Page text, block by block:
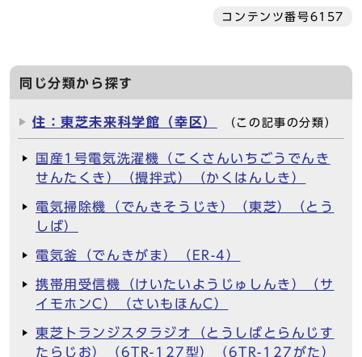
コンテンツ番号6157
同じ分類から探す
住：東芝未来科学館（幸区） （この記事の分類）
国産1号電気洗濯機（こくさんいちごうでんき
せんたくき）（攪拌式）（かくはんしき）
電気掃除機（でんきそうじき）（東芝）（とう
しば）
電気釜（でんきがま）（ER-4）
携帯用受信機（けいたいようじゅしんき）（サ
イモホンC）（さいもほんC）
東芝トランジスタラジオ（とうしばとらんじす
たらじお）（6TR-127型）（6TR-127がた）